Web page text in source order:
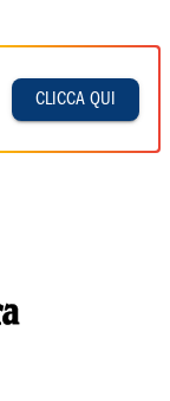
CLICCA QUI